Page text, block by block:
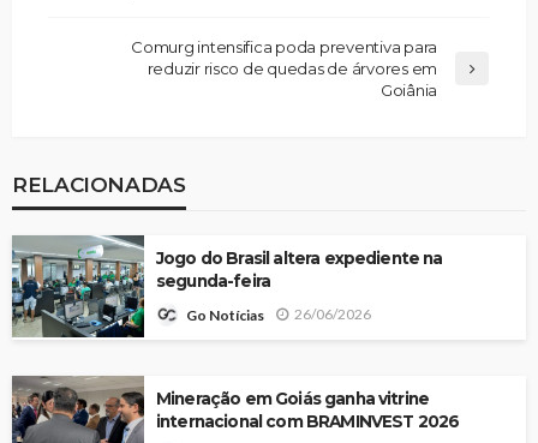
Comurg intensifica poda preventiva para
reduzir risco de quedas de árvores em
Goiânia
RELACIONADAS
Jogo do Brasil altera expediente na
segunda-feira
Go Notícias 26/06/2026
Mineração em Goiás ganha vitrine
internacional com BRAMINVEST 2026